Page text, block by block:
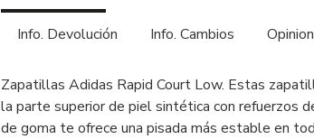
Info. Devolución Info. Cambios
Zapatillas Adidas Rapid Court Low. Estas
la parte superior de piel sintética con refuerzos
de goma te ofrece una pisada más estable en